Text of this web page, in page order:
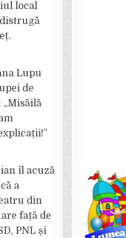
local
Lupu
de
„Misăilă
îl acuză
a
din
față de
PNL și